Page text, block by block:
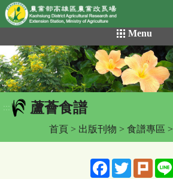
網頁置頂
到
主
要
內
容
區
Menu
::: 蘆薈食譜
首頁 > 出版刊物 > 食譜專區 >
FacebookTwitterPlurk